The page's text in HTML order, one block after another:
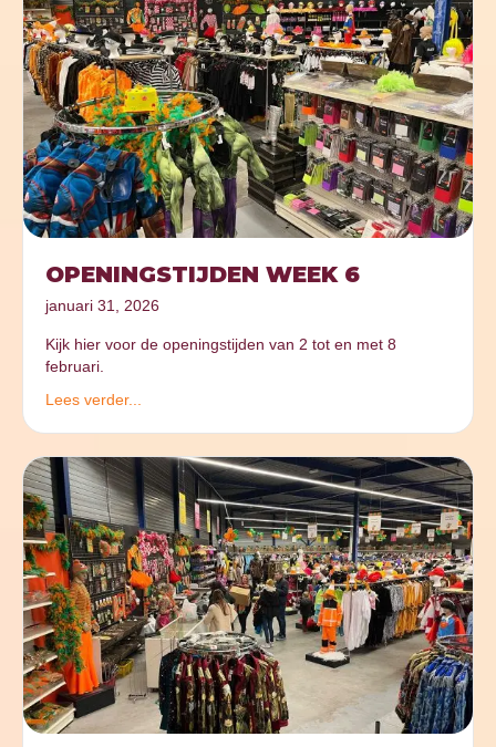
OPENINGSTIJDEN WEEK 6
januari 31, 2026
Kijk hier voor de openingstijden van 2 tot en met 8
februari.
Lees verder...